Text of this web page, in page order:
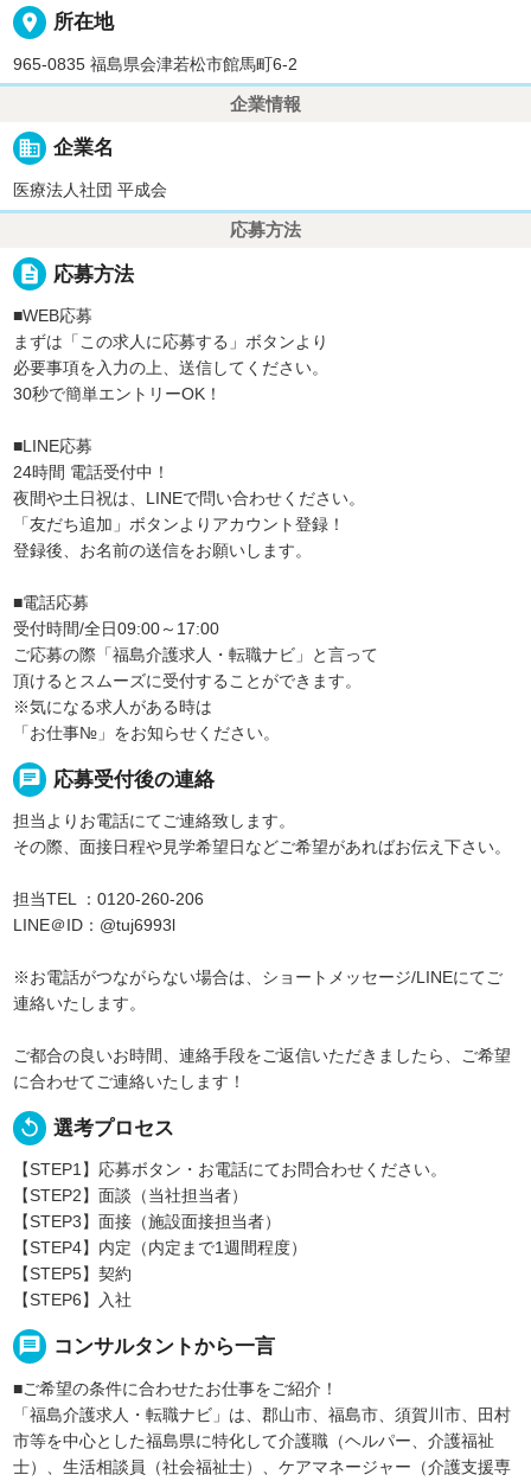
place 所在地
965-0835 福島県会津若松市館馬町6-2
企業情報
business 企業名
医療法人社団 平成会
応募方法
description 応募方法
■WEB応募
まずは「この求人に応募する」ボタンより
必要事項を入力の上、送信してください。
30秒で簡単エントリーOK！
■LINE応募
24時間 電話受付中！
夜間や土日祝は、LINEで問い合わせください。
「友だち追加」ボタンよりアカウント登録！
登録後、お名前の送信をお願いします。
■電話応募
受付時間/全日09:00～17:00
ご応募の際「福島介護求人・転職ナビ」と言って
頂けるとスムーズに受付することができます。
※気になる求人がある時は
「お仕事№」をお知らせください。
chat 応募受付後の連絡
担当よりお電話にてご連絡致します。
その際、面接日程や見学希望日などご希望があればお伝え下さい。
担当TEL ：0120-260-206
LINE＠ID：@tuj6993l
※お電話がつながらない場合は、ショートメッセージ/LINEにてご
連絡いたします。
ご都合の良いお時間、連絡手段をご返信いただきましたら、ご希望
に合わせてご連絡いたします！
replay 選考プロセス
【STEP1】応募ボタン・お電話にてお問合わせください。
【STEP2】面談（当社担当者）
【STEP3】面接（施設面接担当者）
【STEP4】内定（内定まで1週間程度）
【STEP5】契約
【STEP6】入社
message コンサルタントから一言
■ご希望の条件に合わせたお仕事をご紹介！
「福島介護求人・転職ナビ」は、郡山市、福島市、須賀川市、田村
市等を中心とした福島県に特化して介護職（ヘルパー、介護福祉
士）、生活相談員（社会福祉士）、ケアマネージャー（介護支援専